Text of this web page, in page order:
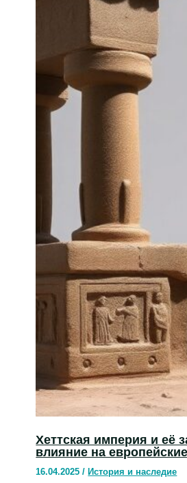
Хеттская империя и её
влияние на
16.04.2025/История и наследие